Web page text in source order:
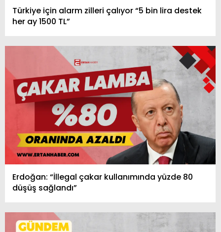
Türkiye için alarm zilleri çalıyor “5 bin lira destek
her ay 1500 TL”
Erdoğan: “İllegal çakar kullanımında yüzde 80
düşüş sağlandı”